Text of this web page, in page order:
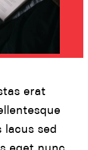
erat
lacus sed